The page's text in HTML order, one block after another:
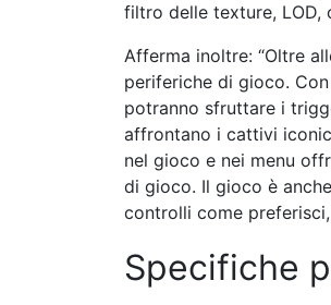
filtro delle texture, LOD,
Afferma inoltre: “Oltre
periferiche di gioco.
potranno sfruttare i
affrontano i cattivi
nel gioco e nei menu
di gioco. Il gioco è
controlli come
Specifiche